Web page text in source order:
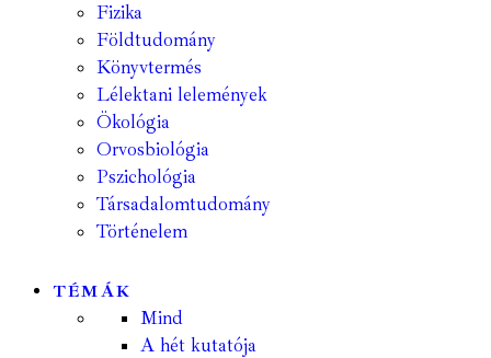
Fizika
Földtudomány
Könyvtermés
Lélektani lelemények
Ökológia
Orvosbiológia
Pszichológia
Társadalomtudomány
Történelem
TÉMÁK
Mind
A hét kutatója